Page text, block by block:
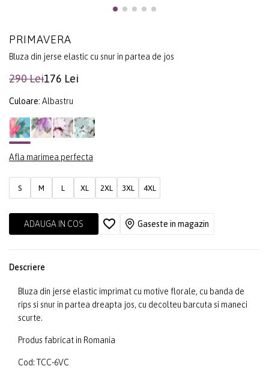
PRIMAVERA
Bluza din jerse elastic cu snur in partea de jos
290 Lei176 Lei
Culoare: Albastru
Afla marimea perfecta
S M L XL 2XL 3XL 4XL
ADAUGA IN COS Gaseste in magazin
Descriere
Bluza din jerse elastic imprimat cu motive florale, cu banda de
rips si snur in partea dreapta jos, cu decolteu barcuta si maneci
scurte.
Produs fabricat in Romania
Cod: TCC-6VC